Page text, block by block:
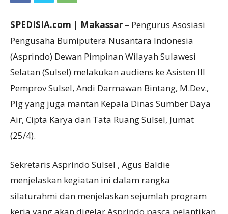
SPEDISIA.com | Makassar – Pengurus Asosiasi
Pengusaha Bumiputera Nusantara Indonesia
(Asprindo) Dewan Pimpinan Wilayah Sulawesi
Selatan (Sulsel) melakukan audiens ke Asisten III
Pemprov Sulsel, Andi Darmawan Bintang, M.Dev.,
Plg yang juga mantan Kepala Dinas Sumber Daya
Air, Cipta Karya dan Tata Ruang Sulsel, Jumat
(25/4).
Sekretaris Asprindo Sulsel , Agus Baldie
menjelaskan kegiatan ini dalam rangka
silaturahmi dan menjelaskan sejumlah program